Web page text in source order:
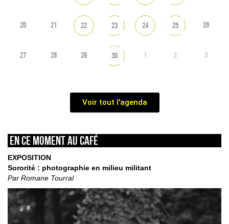
20 21 22 23 24 25 26
27 28 29 30 1 2 3
Voir tout l'agenda
En ce moment au café
EXPOSITION
Sororité : photographie en milieu militant
Par Romane Tourral